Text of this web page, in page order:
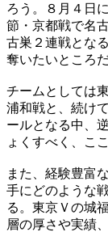
ろう。８月４日
節・京都戦で名
古巣２連戦とな
奪いたいところだ
チームとしては
浦和戦と、続け
ールとなる中、
ょくすべく、こ
また、経験豊富
手にどのような
る。東京Ｖの城
層の厚さや実績